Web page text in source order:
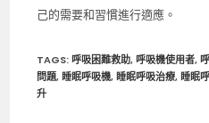
己的需要和習慣進行適應。
TAGS:呼吸困難救助, 呼吸機使用者,
問題, 睡眠呼吸機, 睡眠呼吸治療, 睡眠
升